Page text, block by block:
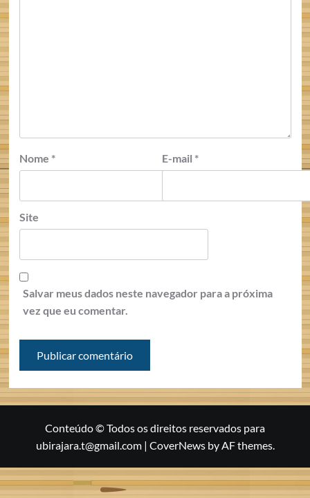
Nome * E-mail *
Site
Salvar meus dados neste navegador para a próxima
vez que eu comentar.
Conteúdo © Todos os direitos reservados para
ubirajara.t@gmail.com | CoverNewsby AF themes.